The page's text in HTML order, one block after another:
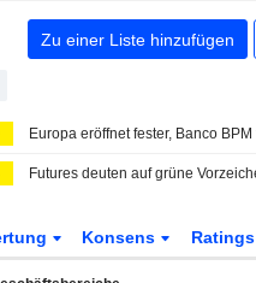
Zu einer Liste hinzufügen
Konsens Ratings